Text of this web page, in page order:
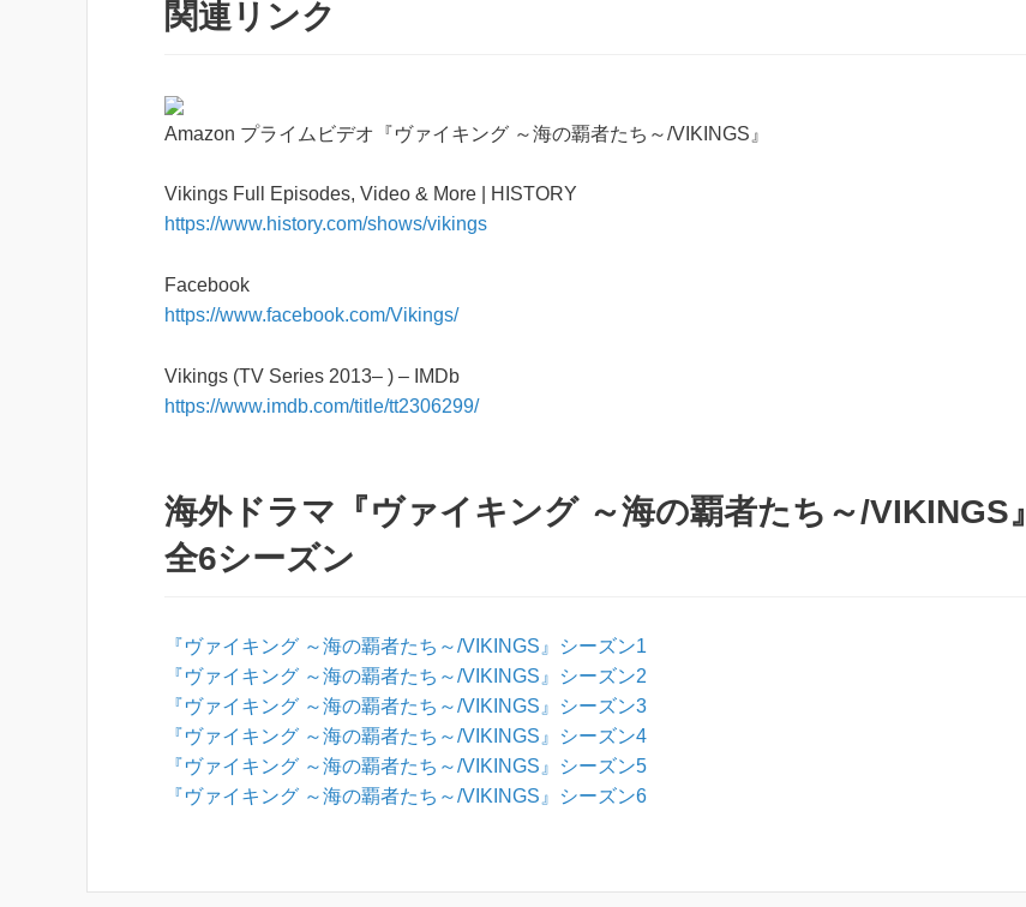
関連リンク
Amazon プライムビデオ『ヴァイキング ～海の覇者たち～/VIKINGS』
Vikings Full Episodes, Video & More | HISTORY
https://www.history.com/shows/vikings
Facebook
https://www.facebook.com/Vikings/
Vikings (TV Series 2013– ) – IMDb
https://www.imdb.com/title/tt2306299/
海外ドラマ『ヴァイキング ～海の覇者たち～/VIKINGS』
全6シーズン
『ヴァイキング ～海の覇者たち～/VIKINGS』シーズン1
『ヴァイキング ～海の覇者たち～/VIKINGS』シーズン2
『ヴァイキング ～海の覇者たち～/VIKINGS』シーズン3
『ヴァイキング ～海の覇者たち～/VIKINGS』シーズン4
『ヴァイキング ～海の覇者たち～/VIKINGS』シーズン5
『ヴァイキング ～海の覇者たち～/VIKINGS』シーズン6